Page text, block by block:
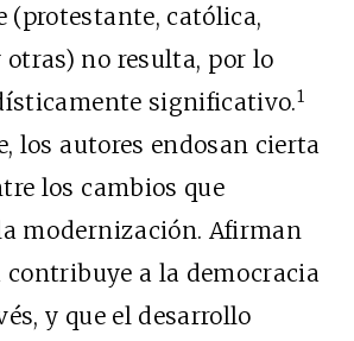
(protestante, católica,
no resulta, por lo
significativo.1
autores endosan cierta
los cambios que
modernización. Afirman
contribuye a la democracia
y que el desarrollo